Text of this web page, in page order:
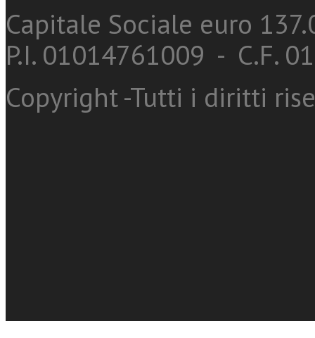
Capitale Sociale euro
P.I. 01014761009 - C.F.
Copyright -Tutti i diritti